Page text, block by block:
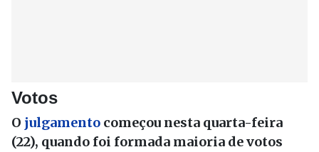
Votos
O julgamento começou nesta quarta-feira
(22), quando foi formada maioria de votos